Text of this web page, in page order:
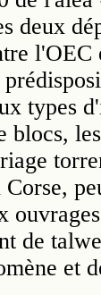
deux
types
blocs,
de
et